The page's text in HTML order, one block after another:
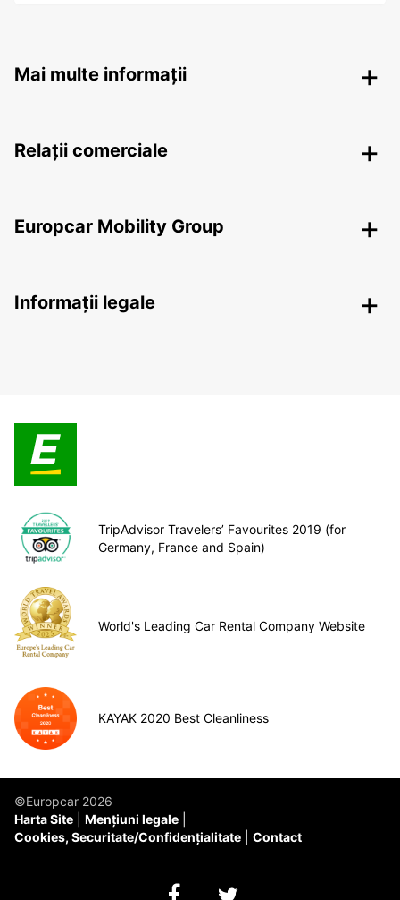
Mai multe informații
Relații comerciale
Europcar Mobility Group
Informații legale
TripAdvisor Travelers’ Favourites 2019 (for
Germany, France and Spain)
World's Leading Car Rental Company Website
KAYAK 2020 Best Cleanliness
©Europcar 2026
Harta Site
Mențiuni legale
Cookies, Securitate/Confidențialitate
Contact